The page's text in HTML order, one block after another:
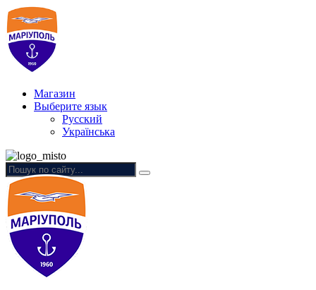
Магазин
Выберите язык
Русский
Українська